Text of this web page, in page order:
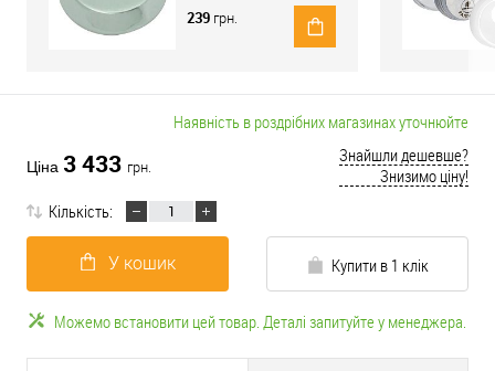
239 грн.
Наявність в роздрібних магазинах уточнюйте
Ціна 3 433 грн.
Знайшли дешевше?
Знизимо ціну!
Кількість:
У кошик Купити в 1 клік
Можемо встановити цей товар. Деталі запитуйте у менеджера.